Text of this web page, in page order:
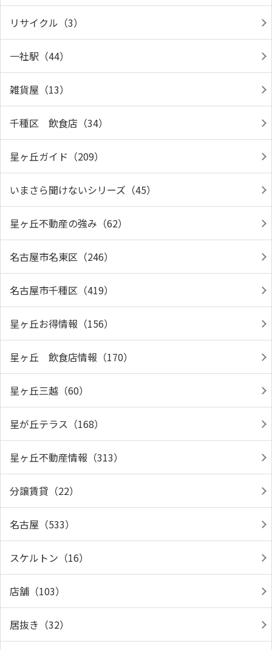
リサイクル（3）
一社駅（44）
雑貨屋（13）
千種区 飲食店（34）
星ヶ丘ガイド（209）
いまさら聞けないシリーズ（45）
星ヶ丘不動産の強み（62）
名古屋市名東区（246）
名古屋市千種区（419）
星ヶ丘お得情報（156）
星ヶ丘 飲食店情報（170）
星ヶ丘三越（60）
星が丘テラス（168）
星ヶ丘不動産情報（313）
分譲賃貸（22）
名古屋（533）
スケルトン（16）
店舗（103）
居抜き（32）